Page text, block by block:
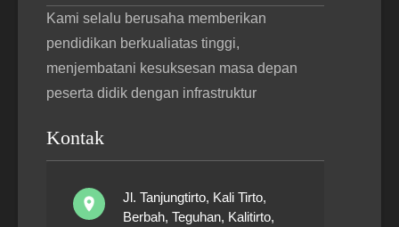
Kami selalu berusaha memberikan
pendidikan berkualiatas tinggi,
menjembatani kesuksesan masa depan
peserta didik dengan infrastruktur
Kontak
Jl. Tanjungtirto, Kali Tirto,
Berbah, Teguhan, Kalitirto,